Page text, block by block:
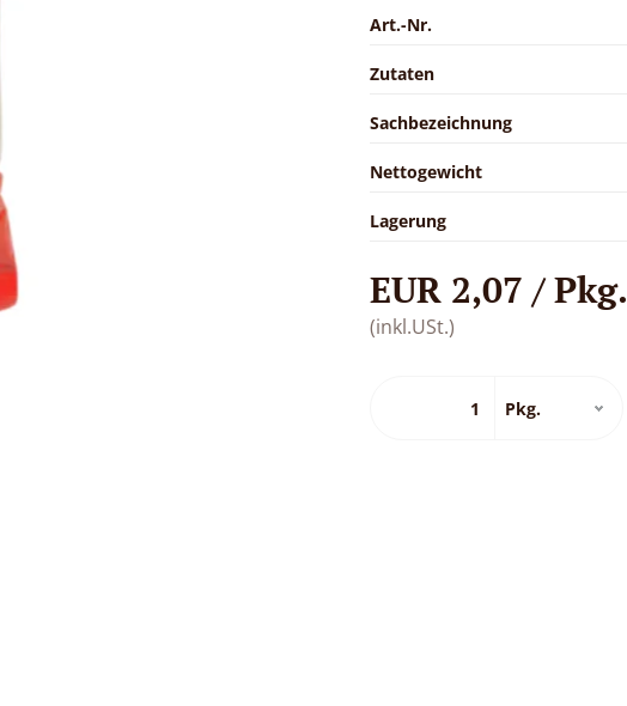
Art.-Nr.
Zutaten
Sachbezeichnung
Nettogewicht
Lagerung
EUR 2,07 / Pkg.
(inkl.USt.)